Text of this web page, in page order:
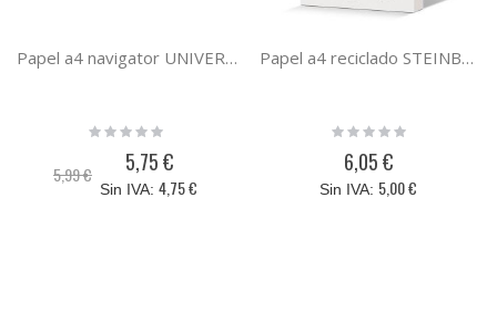
Papel a4 navigator UNIVERSAL paquete 500 hojas 80 gramos din A4 169 cie 0472UN
Rating:
5,99 €
Precio
especial
5,75 €
4,75 €
Papel a4 reciclado STEINBEIS CLASSIC WHITE paquete 500 hojas 80 gramos din A4
Rating:
6,05 €
5,00 €